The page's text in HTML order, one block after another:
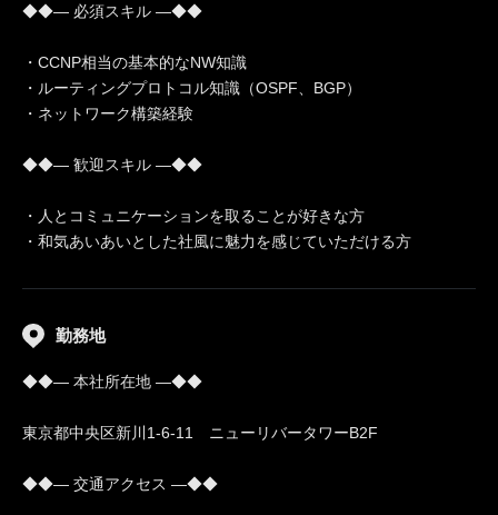
◆◆― 必須スキル ―◆◆
・CCNP相当の基本的なNW知識
・ルーティングプロトコル知識（OSPF、BGP）
・ネットワーク構築経験
◆◆― 歓迎スキル ―◆◆
・人とコミュニケーションを取ることが好きな方
・和気あいあいとした社風に魅力を感じていただける方
勤務地
◆◆― 本社所在地 ―◆◆
東京都中央区新川1-6-11 ニューリバータワーB2F
◆◆― 交通アクセス ―◆◆